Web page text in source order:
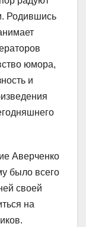
Родившись
юмора,
и
Аверченко
было всего
своей
на